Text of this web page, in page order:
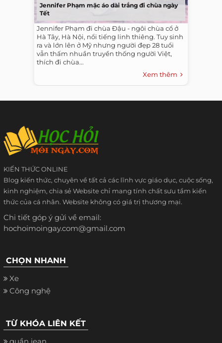
Jennifer Phạm mặc áo dài trắng đi chùa ngày
Tết
Jennifer Phạm đi chùa Đậu - ngôi chùa cổ ở
Hà Tây, Hà Nội, nổi tiếng linh thiêng. Tuy sinh
ra và lớn lên ở Mỹ nhưng người đẹp 28 tuổi
vẫn thấm nhuần truyền thống người Việt,
thích đi chùa...
Xem thêm
KIẾN THỨC ONLINE
Blog kiến thức, chuyên về tất cả các lĩnh vực giáo dục, cuộc sống,
kinh nghiệm, chia sẻ Website chỉ mang tính chất sưu tầm kiến
thức của cá nhân. Website không có giá trị thương mại.
Chi tiết góp ý gửi về email:
hochoimoingay.com@gmail.com
CHỌN NHANH
Xe
Công nghệ
TỪ KHÓA LIÊN KẾT
quần jean